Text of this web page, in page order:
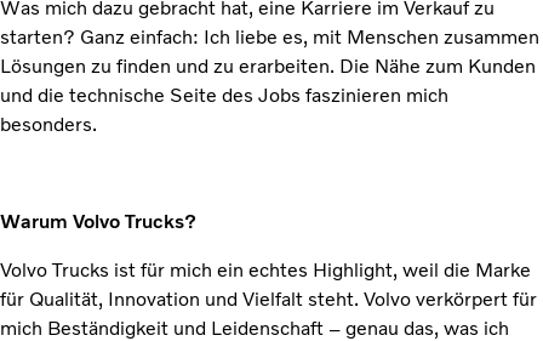
Kontakt
Was mich dazu gebracht hat, eine Karriere im Verkauf zu
starten? Ganz einfach: Ich liebe es, mit Menschen zusammen
Lösungen zu finden und zu erarbeiten. Die Nähe zum Kunden
und die technische Seite des Jobs faszinieren mich
besonders.
Warum Volvo Trucks?
Volvo Trucks ist für mich ein echtes Highlight, weil die Marke
für Qualität, Innovation und Vielfalt steht. Volvo verkörpert für
mich Beständigkeit und Leidenschaft – genau das, was ich